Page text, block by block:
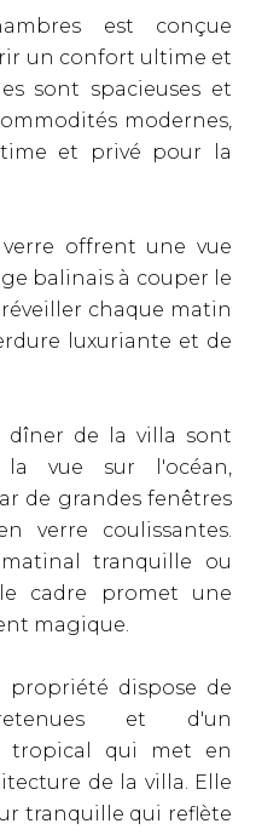
est conçue
un confort ultime et
sont spacieuses et
modernes,
et privé pour la
offrent une vue
balinais à couper le
chaque matin
luxuriante et de
dîner de la villa sont
vue sur l'océan,
de grandes fenêtres
verre coulissantes.
tranquille ou
cadre promet une
magique.
propriété dispose de
et d'un
tropical qui met en
de la villa. Elle
tranquille qui reflète